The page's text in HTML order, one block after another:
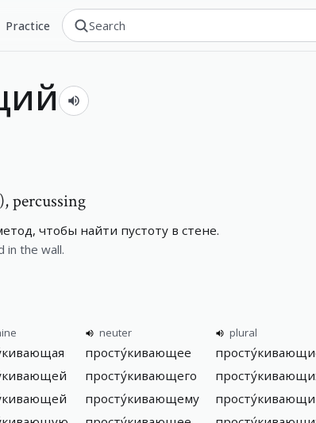
Practice
percussing
чтобы найти пустоту в стене.
in the wall.
neuter
plural
просту́кивающее
просту́кивающего
просту́кивающему